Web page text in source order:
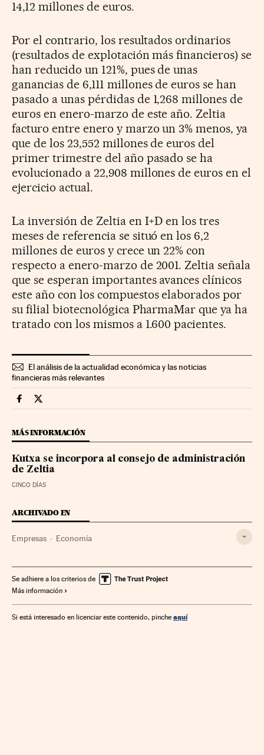
14,12 millones de euros.
Por el contrario, los resultados ordinarios
(resultados de explotación más financieros) se
han reducido un 121%, pues de unas
ganancias de 6,111 millones de euros se han
pasado a unas pérdidas de 1,268 millones de
euros en enero-marzo de este año. Zeltia
facturo entre enero y marzo un 3% menos, ya
que de los 23,552 millones de euros del
primer trimestre del año pasado se ha
evolucionado a 22,908 millones de euros en el
ejercicio actual.
La inversión de Zeltia en I+D en los tres
meses de referencia se situó en los 6,2
millones de euros y crece un 22% con
respecto a enero-marzo de 2001. Zeltia señala
que se esperan importantes avances clínicos
este año con los compuestos elaborados por
su filial biotecnológica PharmaMar que ya ha
tratado con los mismos a 1.600 pacientes.
El análisis de la actualidad económica y las noticias
financieras más relevantes
Companias Cinco Días en Facebook
Companias Cinco Días en Twitter
MÁS INFORMACIÓN
Kutxa se incorpora al consejo de administración
de Zeltia
CINCO DÍAS
ARCHIVADO EN
Empresas Economía
Se adhiere a los criterios de
Más información
Si está interesado en licenciar este contenido, pinche aquí